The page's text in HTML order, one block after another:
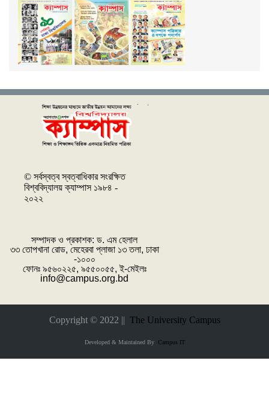
© সর্বস্বত্ব স্বত্বাধিকার সংরক্ষিত
বিশ্ববিদ্যালয় ক্যাম্পাস ১৯৮৪ -
২০২২
সম্পাদক ও প্রকাশক: ‌ড. এম হেলাল
৩৩ তোপখানা রোড, মেহেরবা প্লাজা ১৩ তলা, ঢাকা
-১০০০
ফোনঃ ৯৫৬০২২৫, ৯৫৫০০৫৫, ই-মেইলঃ
info@campus.org.bd
Copyright © 2022 || The University Campus
Developed & Maintained ByCampus IT